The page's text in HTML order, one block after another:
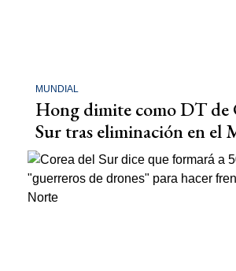
MUNDIAL
Hong dimite como DT de
Sur tras eliminación en el